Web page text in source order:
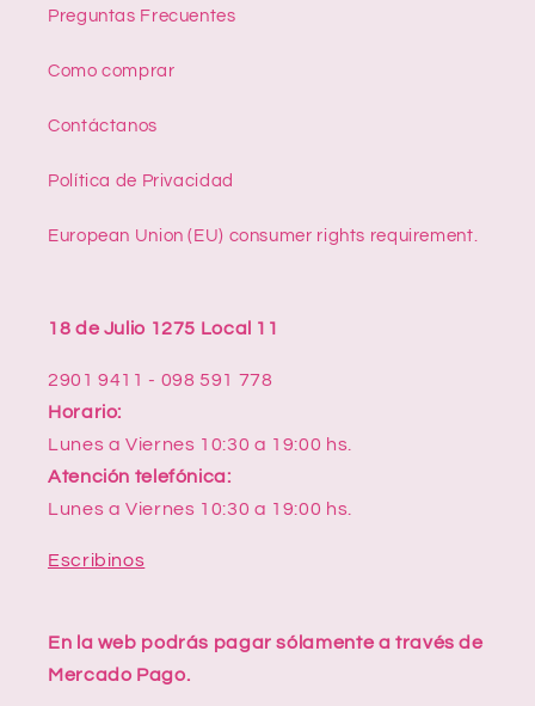
Preguntas Frecuentes
Como comprar
Contáctanos
Política de Privacidad
European Union (EU) consumer rights requirement.
18 de Julio 1275 Local 11
2901 9411 - 098 591 778
Horario:
Lunes a Viernes 10:30 a 19:00 hs.
Atención telefónica:
Lunes a Viernes 10:30 a 19:00 hs.
Escribinos
En la web podrás pagar sólamente a través de
Mercado Pago.